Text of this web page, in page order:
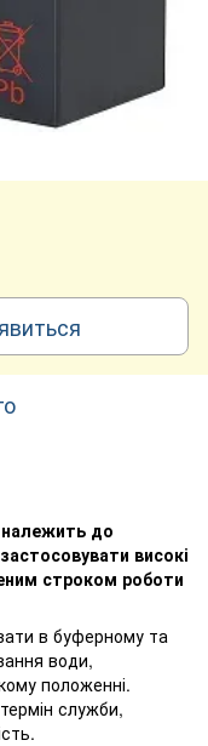
належить до
високі
строком роботи
в буферному та
води,
положенні.
служби,